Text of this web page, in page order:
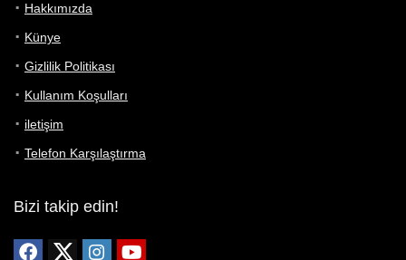
Hakkımızda
Künye
Gizlilik Politikası
Kullanım Koşulları
iletişim
Telefon Karşılaştırma
Bizi takip edin!